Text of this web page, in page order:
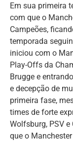
Em sua primeira
com que o
Campeões,
temporada
iniciou com o
Play-Offs da
Brugge e
e decepção de
primeira fase,
times de forte
Wolfsburg, PSV
que o